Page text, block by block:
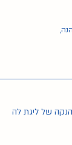
של ליגת לה